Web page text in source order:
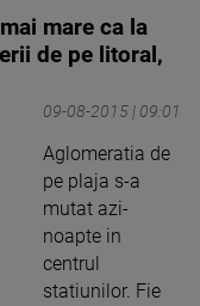
mare ca la
de pe litoral,
09-08-2015 | 09:01
Aglomeratia de
pe plaja s-a
mutat azi-
noapte in
centrul
statiunilor. Fie